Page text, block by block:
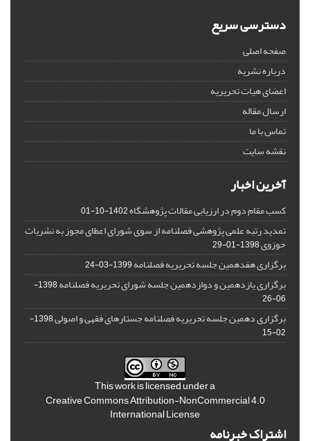
دسترسی سریع
صفحه اصلی
درباره نشریه
اعضای هیات تحریریه
ارسال مقاله
تماس با ما
نقشه سایت
آخرین اخبار
کسب مقام دوم در ارزیابی مقالات پژوهشگاه1402-10-01
تمدید رتبه علمی پژوهشی فصلنامه از سوی شورای اعطای مجوز به نشریات
حوزوی1398-01-29
برگزاری هفدهمین جلسه تحریریه فصلنامه1399-03-24
برگزاری یازدهمین و دوازدهمین جلسه شورای تحریریه فصلنامه
1398-
06-26
برگزاری دهمین جلسه تحریریه فصلنامه جستارهای فقهی و اصولی
1398-
02-15
This work is licensed under a
Creative Commons Attribution-NonCommercial 4.0
International License
اشتراک خبرنامه